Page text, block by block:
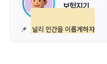
보험지기
📌 널리 인간을 이롭게하자